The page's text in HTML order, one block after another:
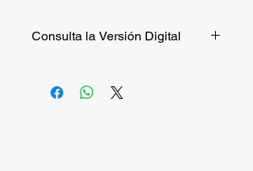
Consulta la Versión Digital
entrando aeste enlace